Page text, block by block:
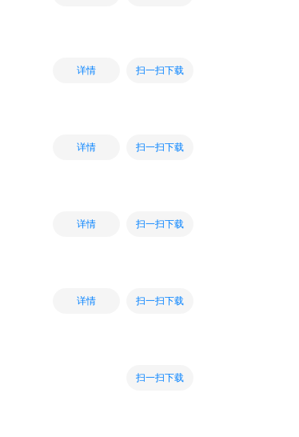
详情 扫一扫下载
详情 扫一扫下载
详情 扫一扫下载
详情 扫一扫下载
扫一扫下载